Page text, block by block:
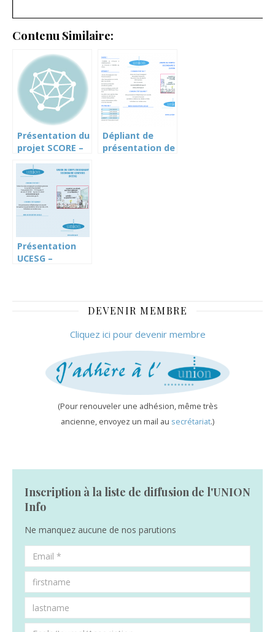
Contenu Similaire:
Présentation du
projet SCORE –
trompe l’oeil –
nov.2017
Dépliant de
présentation de
Présentation
UCESG –
DEVENIR MEMBRE
Cliquez ici pour devenir membre
(Pour renouveler une adhésion, même très
ancienne, envoyez un mail au secrétariat.)
Inscription à la liste de diffusion de l'UNION
Info
Ne manquez aucune de nos parutions